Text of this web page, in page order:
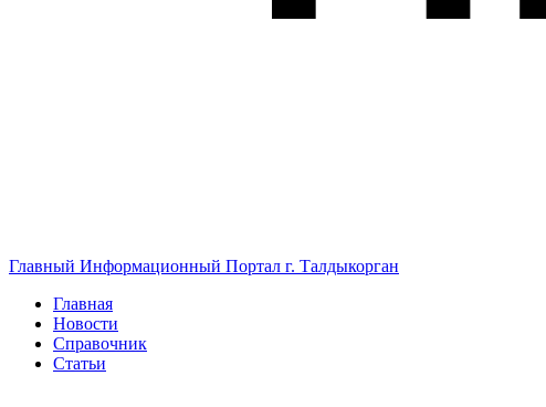
Главный Информационный Портал г. Талдыкорган
Главная
Новости
Справочник
Статьи